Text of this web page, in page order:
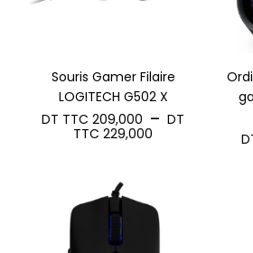
Souris Gamer Filaire
LOGITECH G502 X
DT TTC 209,000 – DT
TTC 229,000
à
DT
TTC 229,000